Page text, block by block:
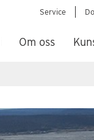
Service
Om oss